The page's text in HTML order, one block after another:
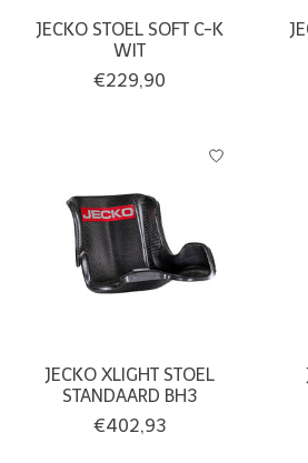
JECKO STOEL SOFT C-K
WIT
€229,90
JECKO XLIGHT STOEL
STANDAARD BH3
€402,93